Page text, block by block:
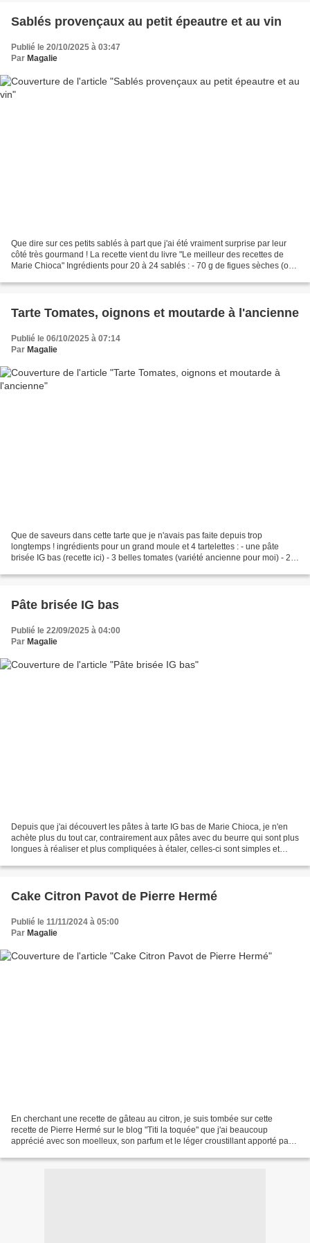
Sablés provençaux au petit épeautre et au vin
Publié le 20/10/2025 à 03:47
Par Magalie
Que dire sur ces petits sablés à part que j'ai été vraiment surprise par leur
côté très gourmand ! La recette vient du livre "Le meilleur des recettes de
Marie Chioca" Ingrédients pour 20 à 24 sablés : - 70 g de figues sèches (ou
Tarte Tomates, oignons et moutarde à l'ancienne
Publié le 06/10/2025 à 07:14
Par Magalie
Que de saveurs dans cette tarte que je n'avais pas faite depuis trop
longtemps ! ingrédients pour un grand moule et 4 tartelettes : - une pâte
brisée IG bas (recette ici) - 3 belles tomates (variété ancienne pour moi) - 2
Pâte brisée IG bas
Publié le 22/09/2025 à 04:00
Par Magalie
Depuis que j'ai découvert les pâtes à tarte IG bas de Marie Chioca, je n'en
achète plus du tout car, contrairement aux pâtes avec du beurre qui sont plus
longues à réaliser et plus compliquées à étaler, celles-ci sont simples et
Cake Citron Pavot de Pierre Hermé
Publié le 11/11/2024 à 05:00
Par Magalie
En cherchant une recette de gâteau au citron, je suis tombée sur cette
recette de Pierre Hermé sur le blog "Titi la toquée" que j'ai beaucoup
apprécié avec son moelleux, son parfum et le léger croustillant apporté par